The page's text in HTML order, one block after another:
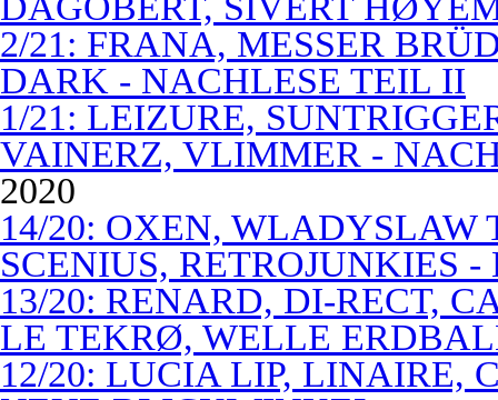
2/21: FRANA, MESSER
DARK - NACHLESE TEIL II
1/21: LEIZURE,
VAINERZ, VLIMMER -
2020
14/20: OXEN, WLADYSLAW
SCENIUS, RETROJUNKIES
13/20: RENARD, DI-RECT,
LE TEKRØ, WELLE
12/20: LUCIA LIP, LINAIRE,